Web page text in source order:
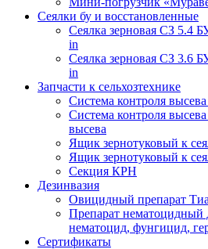
Сеялки бу и восстановленные
Сеялка зерновая СЗ 5.4
in
Сеялка зерновая СЗ 3.6
in
Запчасти к сельхозтехнике
Система контроля
Система контроля
высева
Ящик зернотуковый к
Ящик зернотуковый к
Секция КРН
Дезинвазия
Овицидный препарат
Препарат нематоцидный
нематоцид, фунгицид,
Сертификаты